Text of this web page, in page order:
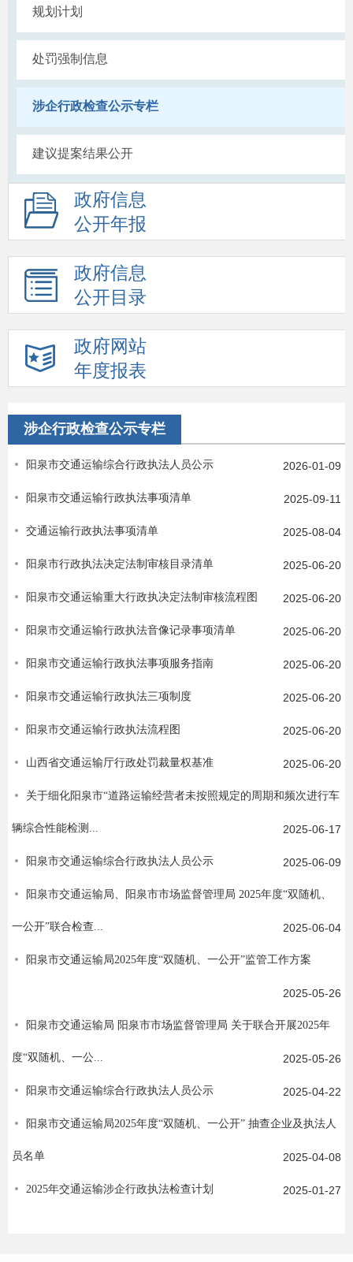
规划计划
处罚强制信息
涉企行政检查公示专栏
建议提案结果公开
政府信息
公开年报
政府信息
公开目录
政府网站
年度报表
涉企行政检查公示专栏
阳泉市交通运输综合行政执法人员公示 2026-01-09
阳泉市交通运输行政执法事项清单 2025-09-11
交通运输行政执法事项清单 2025-08-04
阳泉市行政执法决定法制审核目录清单 2025-06-20
阳泉市交通运输重大行政执决定法制审核流程图 2025-06-20
阳泉市交通运输行政执法音像记录事项清单 2025-06-20
阳泉市交通运输行政执法事项服务指南 2025-06-20
阳泉市交通运输行政执法三项制度 2025-06-20
阳泉市交通运输行政执法流程图 2025-06-20
山西省交通运输厅行政处罚裁量权基准 2025-06-20
关于细化阳泉市“道路运输经营者未按照规定的周期和频次进行车
辆综合性能检测... 2025-06-17
阳泉市交通运输综合行政执法人员公示 2025-06-09
阳泉市交通运输局、阳泉市市场监督管理局 2025年度“双随机、
一公开”联合检查... 2025-06-04
阳泉市交通运输局2025年度“双随机、一公开”监管工作方案
2025-05-26
阳泉市交通运输局 阳泉市市场监督管理局 关于联合开展2025年
度“双随机、一公... 2025-05-26
阳泉市交通运输综合行政执法人员公示 2025-04-22
阳泉市交通运输局2025年度“双随机、一公开” 抽查企业及执法人
员名单 2025-04-08
2025年交通运输涉企行政执法检查计划 2025-01-27